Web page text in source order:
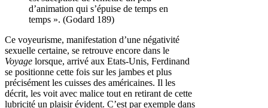
d’animation qui s’épuise de temps en
temps ». (Godard 189)
Ce voyeurisme, manifestation d’une négativité
sexuelle certaine, se retrouve encore dans le
Voyage lorsque, arrivé aux Etats-Unis, Ferdinand
se positionne cette fois sur les jambes et plus
précisément les cuisses des américaines. Il les
décrit, les voit avec malice tout en retirant de cette
lubricité un plaisir évident. C’est par exemple dans